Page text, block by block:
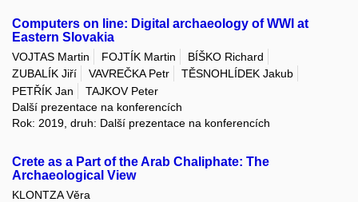
Computers on line: Digital archaeology of WWI at
Eastern Slovakia
VOJTAS Martin FOJTÍK Martin
BÍŠKO Richard
ZUBALÍK Jiří
VAVREČKA Petr
TĚSNOHLÍDEK Jakub
PETŘÍK Jan
TAJKOV Peter
Další prezentace na konferencích
Rok: 2019, druh: Další prezentace na konferencích
Crete as a Part of the Arab Chaliphate: The
Archaeological View
KLONTZA Věra